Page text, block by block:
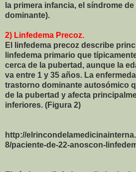
la primera infancia, el síndrome
dominante).
2) Linfedema Precoz.
El linfedema precoz describe
linfedema primario que
cerca de la pubertad, aunque la
va entre 1 y 35 años. La
trastorno dominante autosómico
de la pubertad y afecta
inferiores. (Figura 2)
http://
8/paciente-de-22-anoscon-